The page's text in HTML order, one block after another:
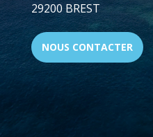
29200 BREST
NOUS CONTACTER